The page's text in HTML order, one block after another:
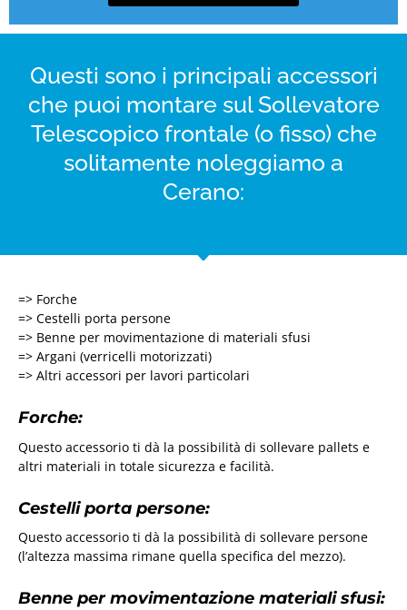
Questi sono i principali accessori
che puoi montare sul Sollevatore
Telescopico frontale (o fisso) che
solitamente noleggiamo a
Cerano:
=> Forche
=> Cestelli porta persone
=> Benne per movimentazione di materiali sfusi
=> Argani (verricelli motorizzati)
=> Altri accessori per lavori particolari
Forche:
Questo accessorio ti dà la possibilità di sollevare pallets e
altri materiali in totale sicurezza e facilità.
Cestelli porta persone:
Questo accessorio ti dà la possibilità di sollevare persone
(l’altezza massima rimane quella specifica del mezzo).
Benne per movimentazione materiali sfusi: